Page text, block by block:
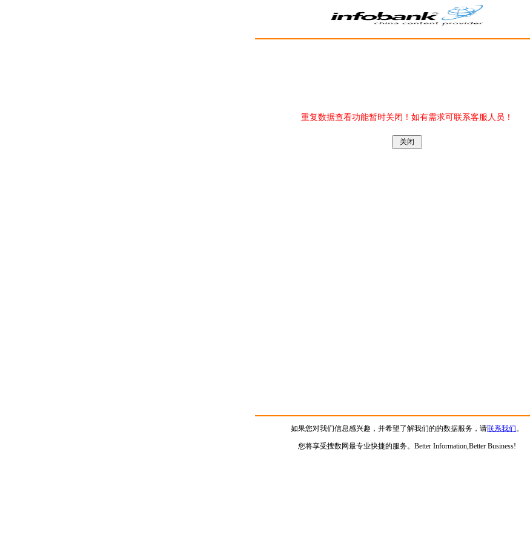
重复数据查看功能暂时关闭！如有需求可联系客服人员！
如果您对我们信息感兴趣，并希望了解我们的的数据服务，请联系我们。
您将享受搜数网最专业快捷的服务。Better Information,Better Business!